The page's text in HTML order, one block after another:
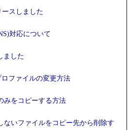
ースしました
対応について
ました
ロファイルの変更方法
みをコピーする方法
ないファイルをコピー先から削除す